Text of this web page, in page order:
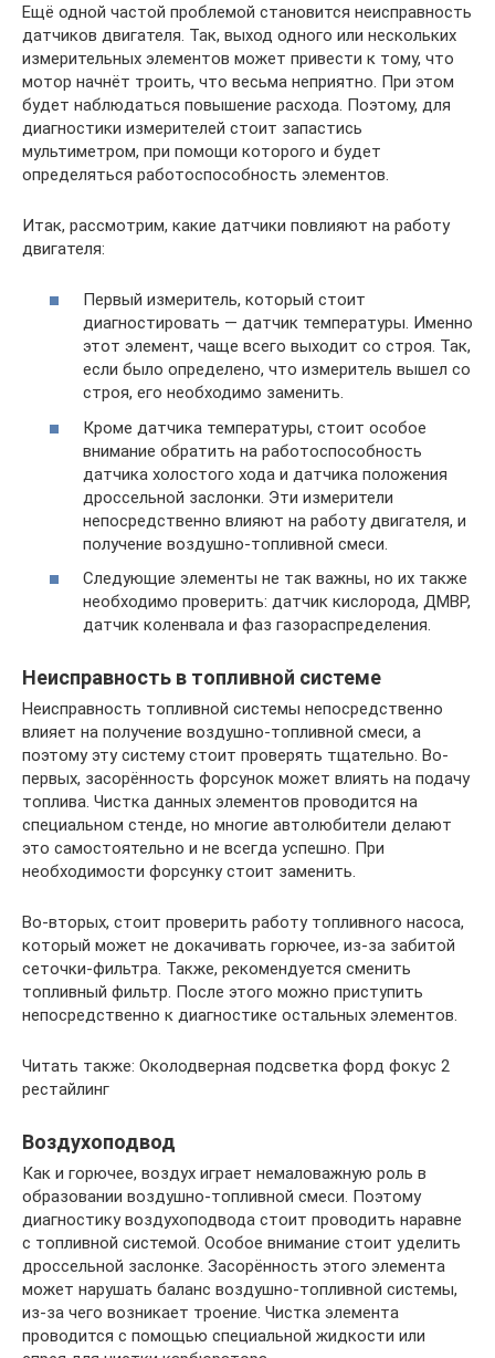
Ещё одной частой проблемой становится неисправность
датчиков двигателя. Так, выход одного или нескольких
измерительных элементов может привести к тому, что
мотор начнёт троить, что весьма неприятно. При этом
будет наблюдаться повышение расхода. Поэтому, для
диагностики измерителей стоит запастись
мультиметром, при помощи которого и будет
определяться работоспособность элементов.
Итак, рассмотрим, какие датчики повлияют на работу
двигателя:
Первый измеритель, который стоит
диагностировать — датчик температуры. Именно
этот элемент, чаще всего выходит со строя. Так,
если было определено, что измеритель вышел со
строя, его необходимо заменить.
Кроме датчика температуры, стоит особое
внимание обратить на работоспособность
датчика холостого хода и датчика положения
дроссельной заслонки. Эти измерители
непосредственно влияют на работу двигателя, и
получение воздушно-топливной смеси.
Следующие элементы не так важны, но их также
необходимо проверить: датчик кислорода, ДМВР,
датчик коленвала и фаз газораспределения.
Неисправность в топливной системе
Неисправность топливной системы непосредственно
влияет на получение воздушно-топливной смеси, а
поэтому эту систему стоит проверять тщательно. Во-
первых, засорённость форсунок может влиять на подачу
топлива. Чистка данных элементов проводится на
специальном стенде, но многие автолюбители делают
это самостоятельно и не всегда успешно. При
необходимости форсунку стоит заменить.
Во-вторых, стоит проверить работу топливного насоса,
который может не докачивать горючее, из-за забитой
сеточки-фильтра. Также, рекомендуется сменить
топливный фильтр. После этого можно приступить
непосредственно к диагностике остальных элементов.
Читать также: Околодверная подсветка форд фокус 2
рестайлинг
Воздухоподвод
Как и горючее, воздух играет немаловажную роль в
образовании воздушно-топливной смеси. Поэтому
диагностику воздухоподвода стоит проводить наравне
с топливной системой. Особое внимание стоит уделить
дроссельной заслонке. Засорённость этого элемента
может нарушать баланс воздушно-топливной системы,
из-за чего возникает троение. Чистка элемента
проводится с помощью специальной жидкости или